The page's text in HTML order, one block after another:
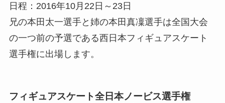
日程：2016年10月22日～23日
兄の本田太一選手と姉の本田真凜選手は全国大会
の一つ前の予選である西日本フィギュアスケート
選手権に出場します。
フィギュアスケート全日本ノービス選手権